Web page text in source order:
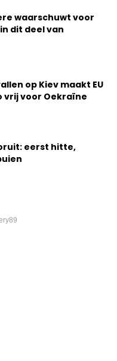
waarschuwt voor
dit deel van
op Kiev maakt EU
vrij voor Oekraïne
eerst hitte,